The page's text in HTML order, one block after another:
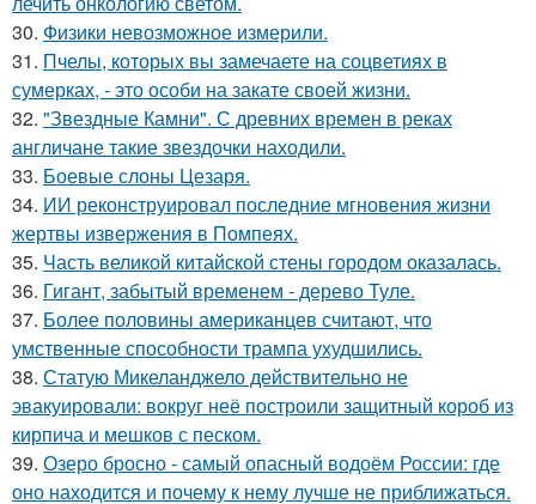
30. Физики невозможное измерили.
31. Пчелы, которых вы замечаете на соцветиях в
сумерках, - это особи на закате своей жизни.
32. "Звездные Камни". С древних времен в реках
англичане такие звездочки находили.
33. Боевые слоны Цезаря.
34. ИИ реконструировал последние мгновения жизни
жертвы извержения в Помпеях.
35. Часть великой китайской стены городом оказалась.
36. Гигант, забытый временем - дерево Туле.
37. Более половины американцев считают, что
умственные способности трампа ухудшились.
38. Статую Микеланджело действительно не
эвакуировали: вокруг неё построили защитный короб из
кирпича и мешков с песком.
39. Озеро бросно - самый опасный водоём России: где
оно находится и почему к нему лучше не приближаться.